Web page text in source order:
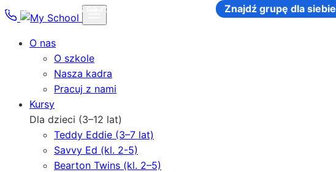
Zapisz się na kurs na rok szkolny 2026-2027 Znajdź grupę dla siebie
O nas
O szkole
Nasza kadra
Pracuj z nami
Kursy
Dla dzieci (3–12 lat)
Teddy Eddie (3–7 lat)
Savvy Ed (kl. 2-5)
Bearton Twins (kl. 2–5)